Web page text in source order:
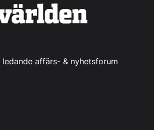
ledande affärs- & nyhetsforum